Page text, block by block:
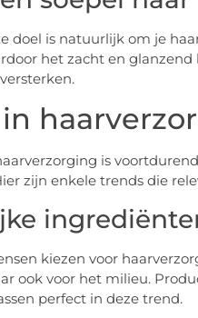
doel is natuurlijk om je
het zacht en
is
zijn enkele trends die
kiezen voor
ook voor het milieu.
perfect in deze trend.